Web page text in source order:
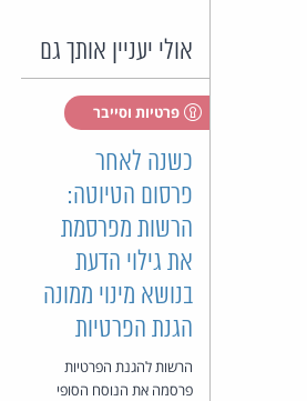
אולי יעניין אותך גם
פרטיות וסייבר
כשנה לאחר
פרסום הטיוטה:
הרשות מפרסמת
את גילוי הדעת
בנושא מינוי ממונה
הגנת הפרטיות
הרשות להגנת הפרטיות
פרסמה את הנוסח הסופי